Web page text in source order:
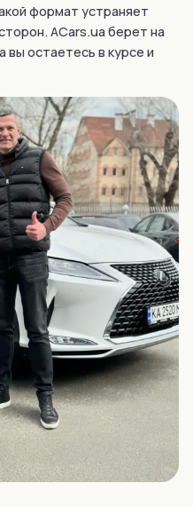
формат устраняет
ACars.ua берет на
остаетесь в курсе и